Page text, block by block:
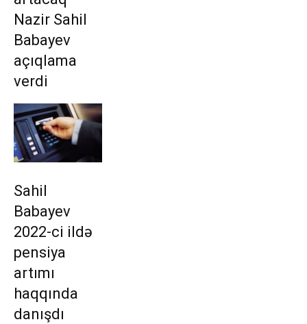
Nazir Sahil
Babayev
açıqlama
verdi
Sahil
Babayev
2022-ci ildə
pensiya
artımı
haqqında
danışdı